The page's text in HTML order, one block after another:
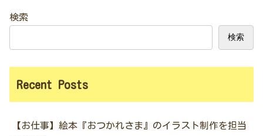
検索
検索
Recent Posts
【お仕事】絵本『おつかれさま』のイラスト制作を担当